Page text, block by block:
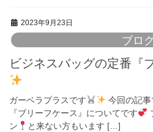
2023年9月23日
ブロ
ビジネスバッグの定番『
ガーベラプラスです
今回の記
『ブリーフケース』についてです
ン
と来ない方もいます […]